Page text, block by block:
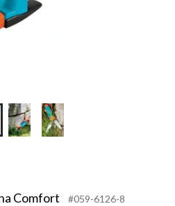
Comfort #059-6126-8